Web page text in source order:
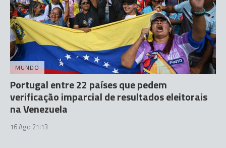
MUNDO
Portugal entre 22 países que pedem
verificação imparcial de resultados eleitorais
na Venezuela
16 Ago 21:13